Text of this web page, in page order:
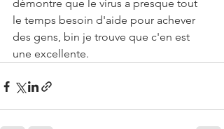
démontre que le virus a presque tout
le temps besoin d'aide pour achever
des gens, bin je trouve que c'en est
une excellente.